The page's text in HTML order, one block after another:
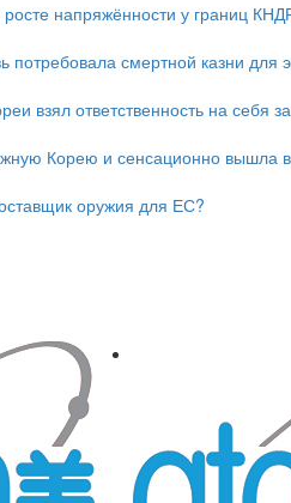
росте напряжённости у границ
потребовала смертной казни
взял ответственность на себя
Корею и сенсационно вышла
оружия для ЕС?